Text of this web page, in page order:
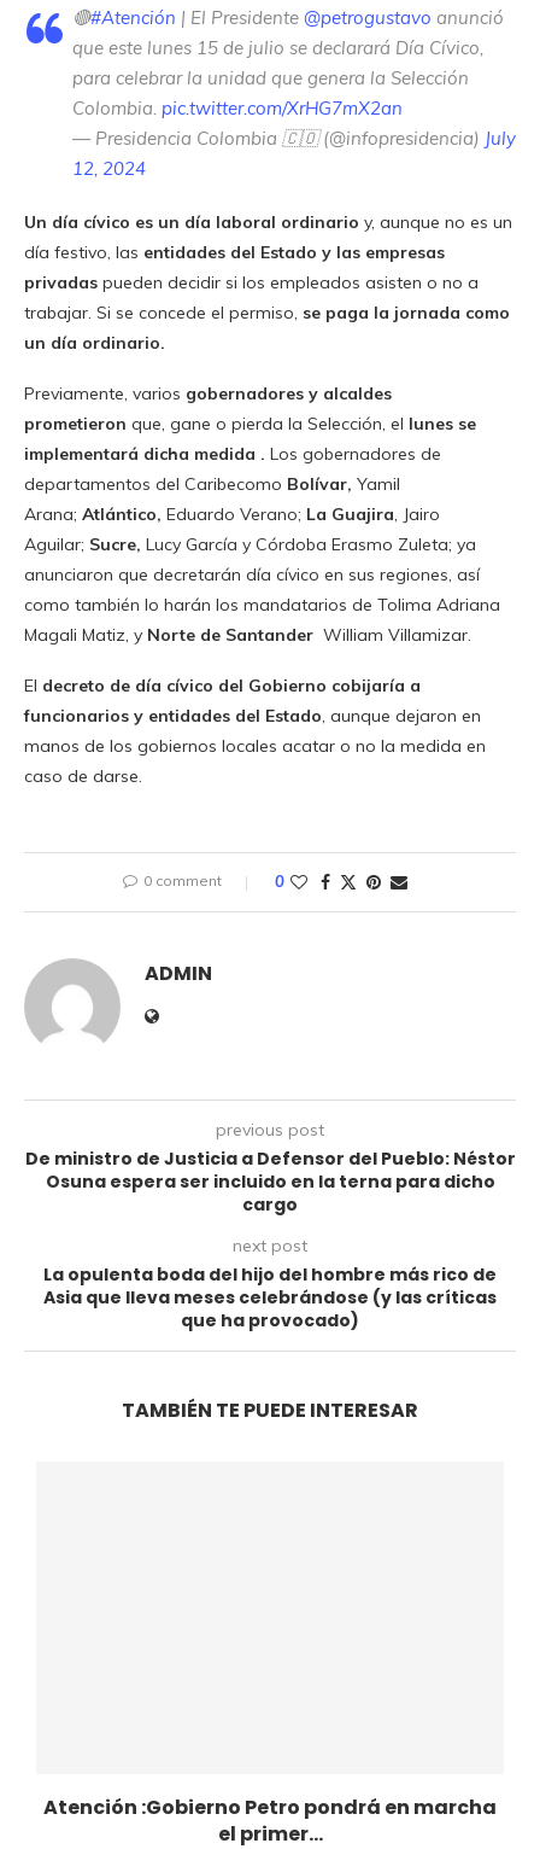
🔴#Atención | El Presidente @petrogustavo anunció
que este lunes 15 de julio se declarará Día Cívico,
para celebrar la unidad que genera la Selección
Colombia. pic.twitter.com/XrHG7mX2an
— Presidencia Colombia 🇨🇴 (@infopresidencia) July
12, 2024
Un día cívico es un día laboral ordinario y, aunque no es un
día festivo, las entidades del Estado y las empresas
privadas pueden decidir si los empleados asisten o no a
trabajar. Si se concede el permiso, se paga la jornada como
un día ordinario.
Previamente, varios gobernadores y alcaldes
prometieron que, gane o pierda la Selección, el lunes se
implementará dicha medida . Los gobernadores de
departamentos del Caribecomo Bolívar, Yamil
Arana; Atlántico, Eduardo Verano; La Guajira, Jairo
Aguilar; Sucre, Lucy García y Córdoba Erasmo Zuleta; ya
anunciaron que decretarán día cívico en sus regiones, así
como también lo harán los mandatarios de Tolima Adriana
Magali Matiz, y Norte de Santander William Villamizar.
El decreto de día cívico del Gobierno cobijaría a
funcionarios y entidades del Estado, aunque dejaron en
manos de los gobiernos locales acatar o no la medida en
caso de darse.
0 comment 0
ADMIN
previous post
De ministro de Justicia a Defensor del Pueblo: Néstor
Osuna espera ser incluido en la terna para dicho
cargo
next post
La opulenta boda del hijo del hombre más rico de
Asia que lleva meses celebrándose (y las críticas
que ha provocado)
TAMBIÉN TE PUEDE INTERESAR
Atención :Gobierno Petro pondrá en marcha
el primer...